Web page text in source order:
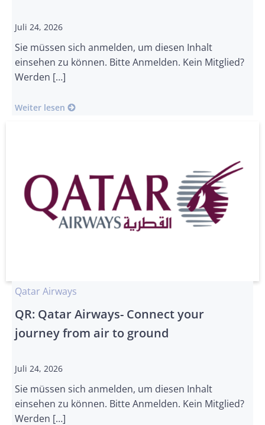
Juli 24, 2026
Sie müssen sich anmelden, um diesen Inhalt
einsehen zu können. Bitte Anmelden. Kein Mitglied?
Werden […]
Weiter lesen
Qatar Airways
QR: Qatar Airways- Connect your
journey from air to ground
Juli 24, 2026
Sie müssen sich anmelden, um diesen Inhalt
einsehen zu können. Bitte Anmelden. Kein Mitglied?
Werden […]